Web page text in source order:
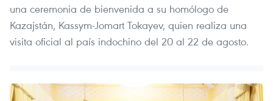
una ceremonia de bienvenida a su homólogo de
Kazajstán, Kassym-Jomart Tokayev, quien realiza una
visita oficial al país indochino del 20 al 22 de agosto.